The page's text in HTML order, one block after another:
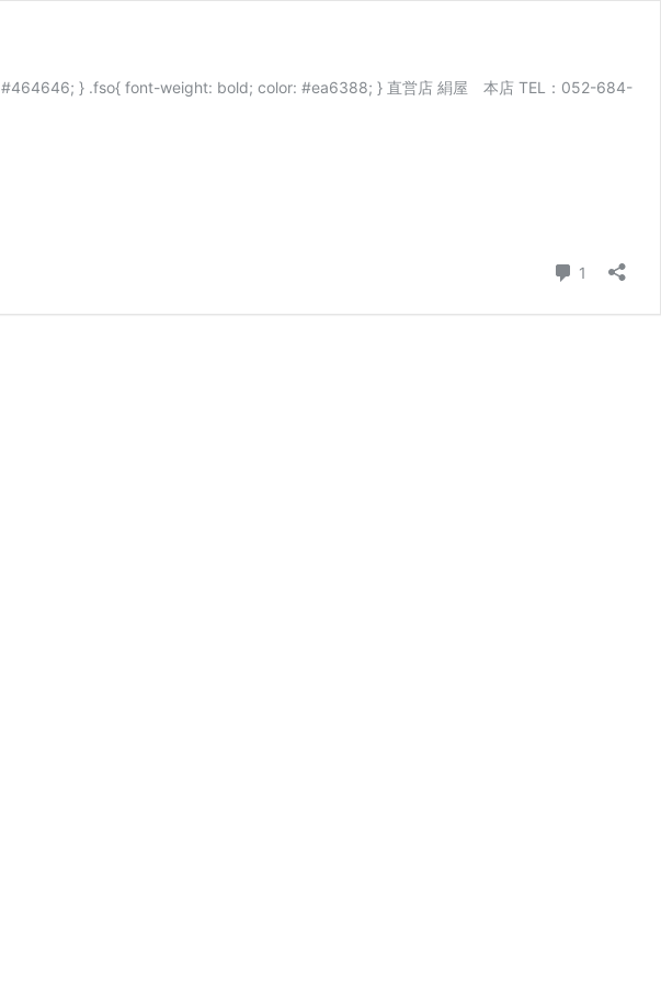
} .fso{ font-weight: bold; color: #ea6388; } 直営店 絹屋 本店 TEL：052-684-
1 コメント